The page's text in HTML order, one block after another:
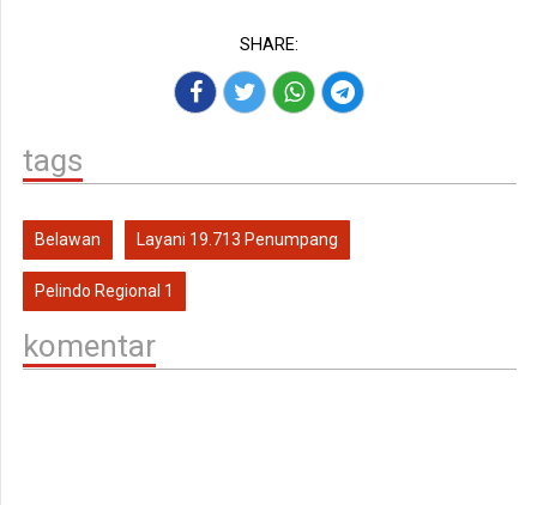
SHARE:
tags
Belawan Layani 19.713 Penumpang
Pelindo Regional 1
komentar